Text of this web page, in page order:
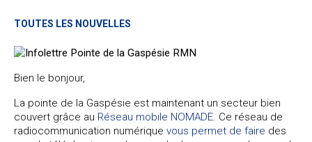
TOUTES LES NOUVELLES
Bien le bonjour,
La pointe de la Gaspésie est maintenant un secteur bien
couvert grâce au Réseau mobile NOMADE. Ce réseau de
radiocommunication numérique vous permet de faire des